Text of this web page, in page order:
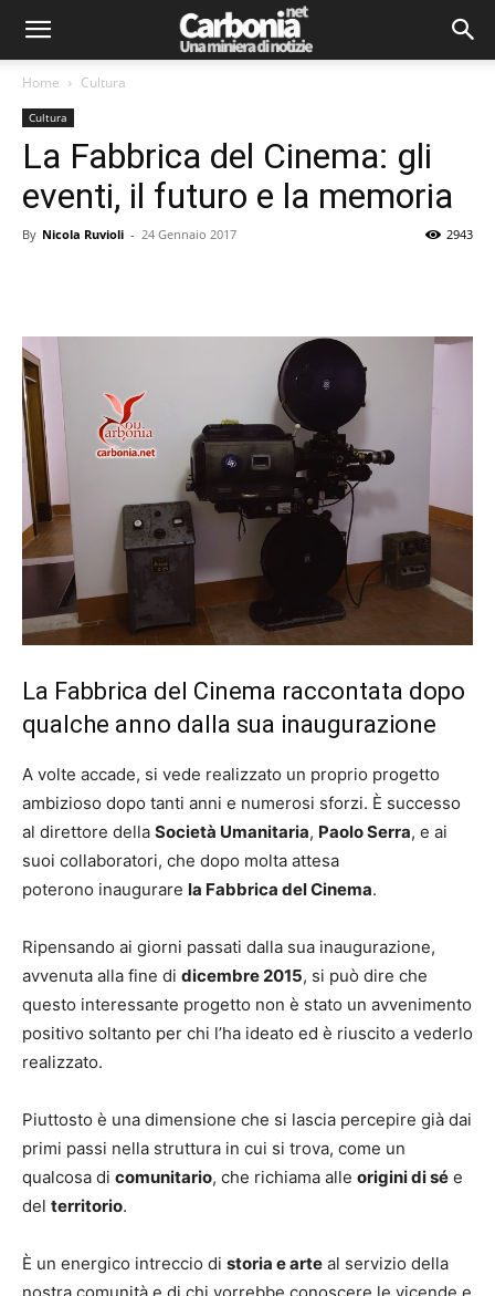
Home Cultura
Cultura
La Fabbrica del Cinema: gli
eventi, il futuro e la memoria
By Nicola Ruvioli - 24 Gennaio 2017 2943
La Fabbrica del Cinema raccontata dopo
qualche anno dalla sua inaugurazione
A volte accade, si vede realizzato un proprio progetto
ambizioso dopo tanti anni e numerosi sforzi. È successo
al direttore della Società Umanitaria, Paolo Serra, e ai
suoi collaboratori, che dopo molta attesa
poterono inaugurare la Fabbrica del Cinema.
Ripensando ai giorni passati dalla sua inaugurazione,
avvenuta alla fine di dicembre 2015, si può dire che
questo interessante progetto non è stato un avvenimento
positivo soltanto per chi l’ha ideato ed è riuscito a vederlo
realizzato.
Piuttosto è una dimensione che si lascia percepire già dai
primi passi nella struttura in cui si trova, come un
qualcosa di comunitario, che richiama alle origini di sé e
del territorio.
È un energico intreccio di storia e arte al servizio della